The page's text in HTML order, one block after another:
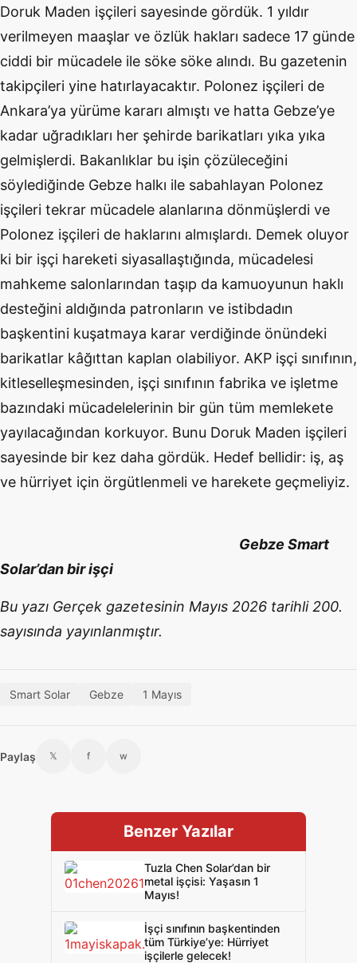
Doruk Maden işçileri sayesinde gördük. 1 yıldır
verilmeyen maaşlar ve özlük hakları sadece 17 günde
ciddi bir mücadele ile söke söke alındı. Bu gazetenin
takipçileri yine hatırlayacaktır. Polonez işçileri de
Ankara’ya yürüme kararı almıştı ve hatta Gebze’ye
kadar uğradıkları her şehirde barikatları yıka yıka
gelmişlerdi. Bakanlıklar bu işin çözüleceğini
söylediğinde Gebze halkı ile sabahlayan Polonez
işçileri tekrar mücadele alanlarına dönmüşlerdi ve
Polonez işçileri de haklarını almışlardı. Demek oluyor
ki bir işçi hareketi siyasallaştığında, mücadelesi
mahkeme salonlarından taşıp da kamuoyunun haklı
desteğini aldığında patronların ve istibdadın
başkentini kuşatmaya karar verdiğinde önündeki
barikatlar kâğıttan kaplan olabiliyor. AKP işçi sınıfının,
kitleselleşmesinden, işçi sınıfının fabrika ve işletme
bazındaki mücadelelerinin bir gün tüm memlekete
yayılacağından korkuyor. Bunu Doruk Maden işçileri
sayesinde bir kez daha gördük. Hedef bellidir: iş, aş
ve hürriyet için örgütlenmeli ve harekete geçmeliyiz.
Gebze Smart
Solar’dan bir işçi
Bu yazı Gerçek gazetesinin Mayıs 2026 tarihli 200.
sayısında yayınlanmıştır.
Smart Solar Gebze 1 Mayıs
Paylaş 𝕏 f w
Benzer Yazılar
Tuzla Chen Solar’dan bir
metal işçisi: Yaşasın 1
Mayıs!
İşçi sınıfının başkentinden
tüm Türkiye’ye: Hürriyet
işçilerle gelecek!